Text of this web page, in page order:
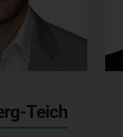
Teich